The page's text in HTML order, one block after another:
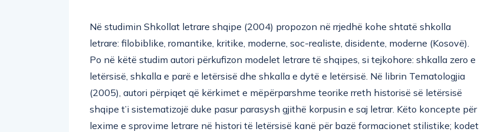
Në studimin Shkollat letrare shqipe (2004) propozon në rrjedhë kohe shtatë shkolla
letrare: filobiblike, romantike, kritike, moderne, soc-realiste, disidente, moderne (Kosovë).
Po në këtë studim autori përkufizon modelet letrare të shqipes, si tejkohore: shkalla zero e
letërsisë, shkalla e parë e letërsisë dhe shkalla e dytë e letërsisë. Në librin Tematologjia
(2005), autori përpiqet që kërkimet e mëpërparshme teorike rreth historisë së letërsisë
shqipe t’i sistematizojë duke pasur parasysh gjithë korpusin e saj letrar. Këto koncepte për
lexime e sprovime letrare në histori të letërsisë kanë për bazë formacionet stilistike; kodet